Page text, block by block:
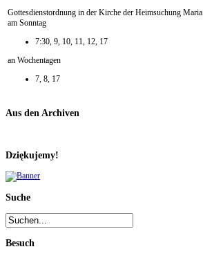
Gottesdienstordnung in der Kirche der Heimsuchung Maria
am Sonntag
7:30, 9, 10, 11, 12, 17
an Wochentagen
7, 8, 17
Aus den Archiven
Dziękujemy!
Suche
Besuch